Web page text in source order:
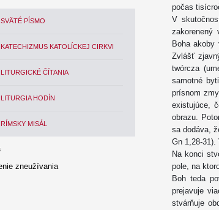
SVÄTÉ PÍSMO
KATECHIZMUS KATOLÍCKEJ CIRKVI
LITURGICKÉ ČÍTANIA
LITURGIA HODÍN
RÍMSKY MISÁL
počas
V
zakorenený
Boha
Zvlášť
twórcza
samotné
prísnom
existujúce,
obrazu.
sa dodáva,
Gn 1,28-
Na konci
pole, na
Boh teda
prejavuje
stvárňuje